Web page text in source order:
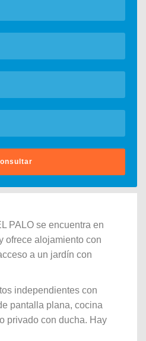
PALO se encuentra en
ofrece alojamiento con
a un jardín con
independientes con
pantalla plana, cocina
privado con ducha. Hay